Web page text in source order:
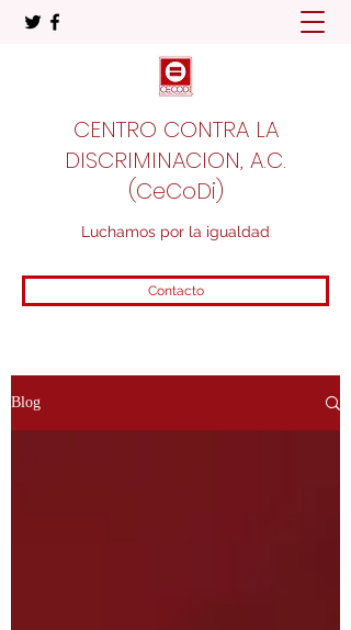
CENTRO CONTRA LA
DISCRIMINACION, A.C.
(CeCoDi)
Luchamos por la igualdad
Contacto
Blog